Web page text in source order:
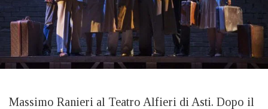
Massimo Ranieri al Teatro Alfieri di Asti. Dopo il